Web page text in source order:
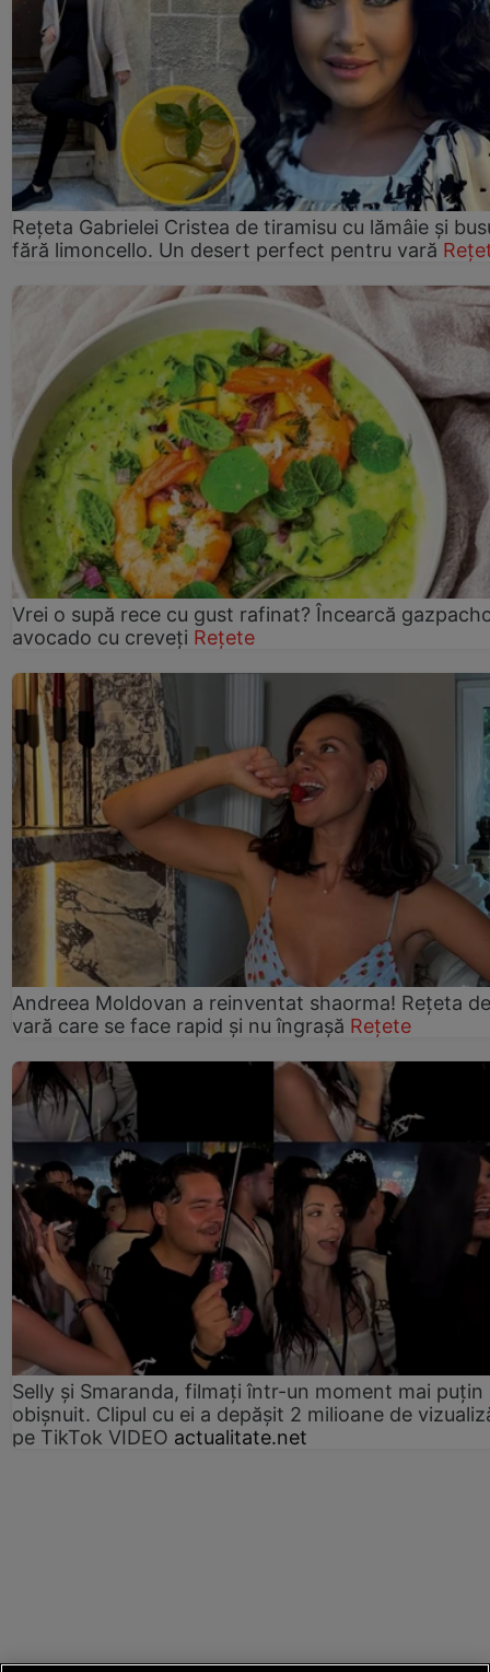
Rețeta Gabrielei Cristea de tiramisu cu lămâie și
fără limoncello. Un desert perfect pentru vară
Vrei o supă rece cu gust rafinat? Încearcă
avocado cu creveți Rețete
Andreea Moldovan a reinventat shaorma! Rețeta de
vară care se face rapid și nu îngrașă Rețete
Selly și Smaranda, filmați într-un moment mai puțin
obișnuit. Clipul cu ei a depășit 2 milioane de
pe TikTok VIDEO actualitate.net